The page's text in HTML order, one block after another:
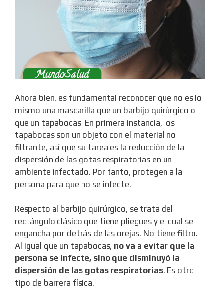
Ahora bien, es fundamental reconocer que no es lo
mismo una mascarilla que un barbijo quirúrgico o
que un tapabocas. En primera instancia, los
tapabocas son un objeto con el material no
filtrante, así que su tarea es la reducción de la
dispersión de las gotas respiratorias en un
ambiente infectado. Por tanto, protegen a la
persona para que no se infecte.
Respecto al barbijo quirúrgico, se trata del
rectángulo clásico que tiene pliegues y el cual se
engancha por detrás de las orejas. No tiene filtro.
Al igual que un tapabocas, no va a evitar que la
persona se infecte, sino que disminuyó la
dispersión de las gotas respiratorias. Es otro
tipo de barrera física.